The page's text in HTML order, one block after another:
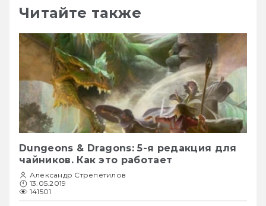
Читайте также
Dungeons & Dragons: 5-я редакция для
чайников. Как это работает
Александр Стрепетилов
13.05.2019
141501